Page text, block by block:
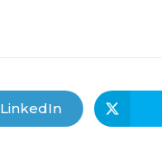
LinkedIn